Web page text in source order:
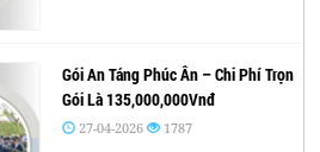
Gói An Táng Phúc Ân – Chi Phí Trọn
Gói Là 135,000,000Vnđ
27-04-2026 1787